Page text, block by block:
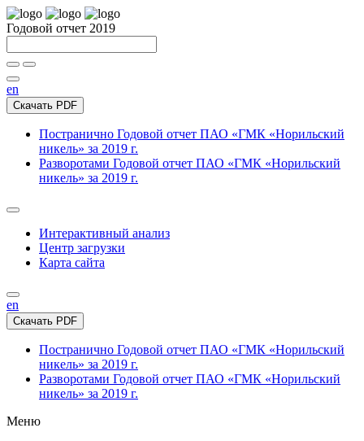
Годовой отчет 2019
en
Скачать PDF
Постранично Годовой отчет ПАО «ГМК «Норильский
никель» за 2019 г.
Разворотами Годовой отчет ПАО «ГМК «Норильский
никель» за 2019 г.
Интерактивный анализ
Центр загрузки
Карта сайта
en
Скачать PDF
Постранично Годовой отчет ПАО «ГМК «Норильский
никель» за 2019 г.
Разворотами Годовой отчет ПАО «ГМК «Норильский
никель» за 2019 г.
Меню